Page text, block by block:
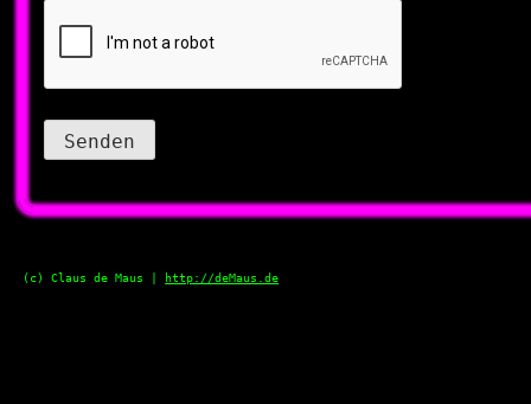
(c) Claus de Maus | http://deMaus.de